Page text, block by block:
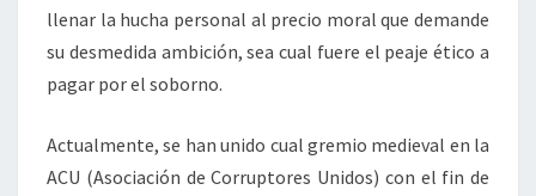
llenar la hucha personal al precio moral que demande
su desmedida ambición, sea cual fuere el peaje ético a
pagar por el soborno.
Actualmente, se han unido cual gremio medieval en la
ACU (Asociación de Corruptores Unidos) con el fin de